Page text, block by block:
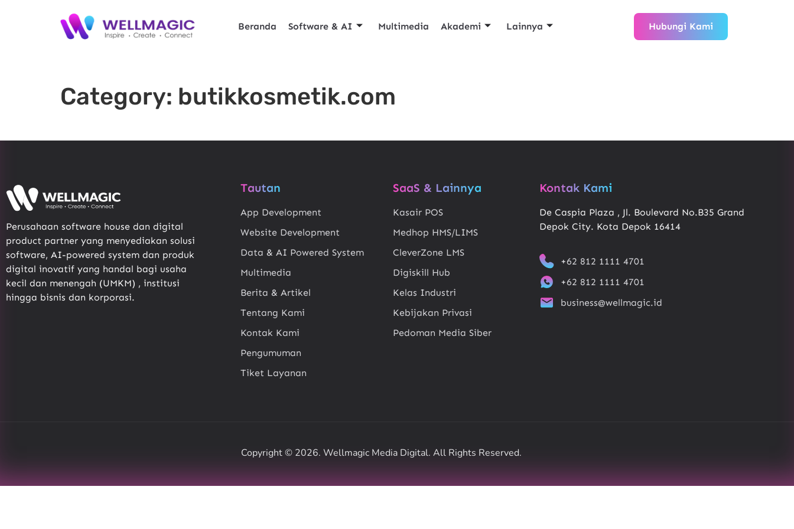
Beranda Software & AI Multimedia Akademi Lainnya Hubungi Kami
Category: butikkosmetik.com
Perusahaan software house dan digital
product partner yang menyediakan solusi
software, AI-powered system dan produk
digital inovatif yang handal bagi usaha
kecil dan menengah (UMKM) , institusi
hingga bisnis dan korporasi.
Tautan
App Development
Website Development
Data & AI Powered System
Multimedia
Berita & Artikel
Tentang Kami
Kontak Kami
Pengumuman
Tiket Layanan
SaaS & Lainnya
Kasair POS
Medhop HMS/LIMS
CleverZone LMS
Digiskill Hub
Kelas Industri
Kebijakan Privasi
Pedoman Media Siber
Kontak Kami
De Caspia Plaza , Jl. Boulevard No.B35 Grand
Depok City. Kota Depok 16414
+62 812 1111 4701
+62 812 1111 4701
business@wellmagic.id
Copyright © 2026. Wellmagic Media Digital. All Rights Reserved.